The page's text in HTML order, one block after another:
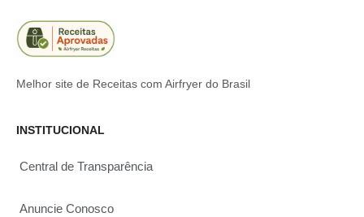
Melhor site de Receitas com Airfryer do Brasil
INSTITUCIONAL
Central de Transparência
Anuncie Conosco